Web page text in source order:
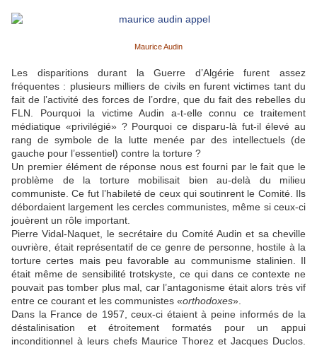
Maurice Audin
Les disparitions durant la Guerre d’Algérie furent assez
fréquentes : plusieurs milliers de civils en furent victimes tant du
fait de l’activité des forces de l’ordre, que du fait des rebelles du
FLN. Pourquoi la victime Audin a-t-elle connu ce traitement
médiatique «privilégié» ? Pourquoi ce disparu-là fut-il élevé au
rang de symbole de la lutte menée par des intellectuels (de
gauche pour l’essentiel) contre la torture ?
Un premier élément de réponse nous est fourni par le fait que le
problème de la torture mobilisait bien au-delà du milieu
communiste. Ce fut l’habileté de ceux qui soutinrent le Comité. Ils
débordaient largement les cercles communistes, même si ceux-ci
jouèrent un rôle important.
Pierre Vidal-Naquet, le secrétaire du Comité Audin et sa cheville
ouvrière, était représentatif de ce genre de personne, hostile à la
torture certes mais peu favorable au communisme stalinien. Il
était même de sensibilité trotskyste, ce qui dans ce contexte ne
pouvait pas tomber plus mal, car l’antagonisme était alors très vif
entre ce courant et les communistes «orthodoxes».
Dans la France de 1957, ceux-ci étaient à peine informés de la
déstalinisation et étroitement formatés pour un appui
inconditionnel à leurs chefs Maurice Thorez et Jacques Duclos.